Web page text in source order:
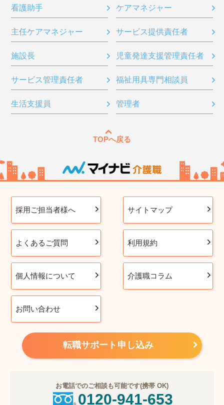
看護助手 ケアマネジャー
主任ケアマネジャー サービス提供責任者
施設長 児童発達支援管理責任者
サービス管理責任者 福祉用具専門相談員
生活支援員 管理者
TOPへ戻る
採用ご担当者様へ サイトマップ
よくあるご質問 利用規約
個人情報について 介護職コラム
お問い合わせ
転職サポート申し込み
お電話でのご相談も可能です(携帯 OK)
0120-941-653